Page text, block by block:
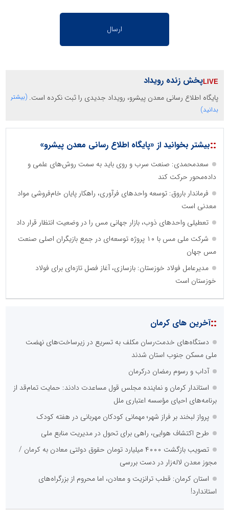
پخش زنده رویداد
پایگاه اطلاع رسانی معدن پیشرو، رویداد جدیدی را ثبت نکرده است. (بیشتر
بدانید)
::بیشتر بخوانید از «پایگاه اطلاع رسانی معدن پیشرو»
سعدمحمدی: صنعت سرب و روی باید به سمت روش‌های علمی و
داده‌محور حرکت کند
فرماندار باروق: توسعه واحدهای فرآوری، راهکار پایان خام‌فروشی مواد
معدنی است
تعطیلی واحدهای ذوب، بازار جهانی مس را در وضعیت انتظار قرار داد
شرکت ملی مس با ۱۰ پروژه توسعه‌ای در جمع بازیگران اصلی صنعت
مس جهان
مدیرعامل فولاد خوزستان: بازسازی، آغاز فصل تازه‌ای برای فولاد
خوزستان است
::آخرین های کرمان
دستگاه‌های خدمت‌رسان مکلف به تسریع در زیرساخت‌های نهضت
ملی مسکن جنوب استان شدند
آداب و رسوم رمضان درکرمان
استاندار کرمان و نماینده مجلس قول مساعدت دادند: حمایت تمام‌قد از
برنامه‌های احیای مؤسسه اعتباری ملل
پرواز لبخند بر فراز شهر؛ مهمانی کودکان مهربانی در هفته کودک
طرح اکتشاف هوایی، راهی برای تحول در مدیریت منابع ملی
تصویب بازگشت ۴۰۰۰ میلیارد تومان حقوق دولتی معادن به کرمان /
مجوز معدن لاله‌زار در دست بررسی
استان کرمان: قطب ترانزیت و معادن، اما محروم از بزرگراه‌های
استاندارد!